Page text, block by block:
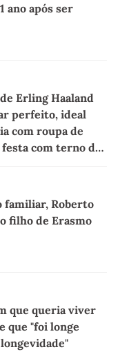
ano após ser
Erling Haaland
perfeito, ideal
com roupa de
com terno de
familiar, Roberto
filho de Erasmo
que queria viver
que "foi longe